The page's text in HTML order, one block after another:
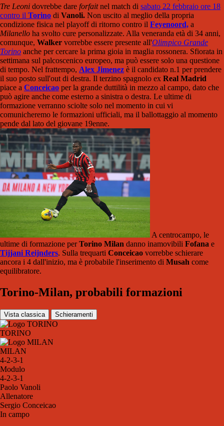
Tre Leoni dovrebbe dare forfaitnel match di sabato 22 febbraio ore 18
contro il Torino di Vanoli. Non uscito al meglio della propria
condizione fisica nel playoff di ritorno contro il Feyenoord, a
Milanello ha svolto cure personalizzate. Alla veneranda età di 34 anni,
comunque, Walker vorrebbe essere presente all'Olimpico Grande
Torino anche per cercare la prima gioia in maglia rossonera. Sfiorata in
settimana sul palcoscenico europeo, ma può essere solo una questione
di tempo. Nel frattempo, Alex Jimenez è il candidato n.1 per prendere
il suo posto sull'out di destra. Il terzino spagnolo ex Real Madrid
piace a Conceicao per la grande duttilità in mezzo al campo, dato che
può agire anche come esterno a sinistra o destra. Le ultime di
formazione verranno sciolte solo nel momento in cui vi
comunicheremo le formazioni ufficiali, ma il ballottaggio al momento
pende dal lato del giovane 19enne.
A centrocampo, le
ultime di formazione perTorino Milan danno inamovibili Fofana e
Tijjani Reijnders. Sulla trequarti Conceicao vorrebbe schierare
ancora i 4 dall'inizio, ma è probabile l'inserimento di Musah come
equilibratore.
Torino-Milan, probabili formazioni
Vista classica Schieramenti
TORINO
MILAN
4-2-3-1
Modulo
4-2-3-1
Paolo Vanoli
Allenatore
Sergio Conceicao
In campo